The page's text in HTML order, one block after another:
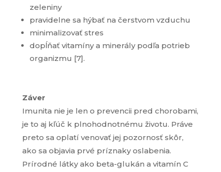
zeleniny
pravidelne sa hýbať na čerstvom vzduchu
minimalizovať stres
dopĺňať vitamíny a minerály podľa potrieb
organizmu [7].
Záver
Imunita nie je len o prevencii pred chorobami,
je to aj kľúč k plnohodnotnému životu. Práve
preto sa oplatí venovať jej pozornosť skôr,
ako sa objavia prvé príznaky oslabenia.
Prírodné látky ako beta-glukán a vitamín C